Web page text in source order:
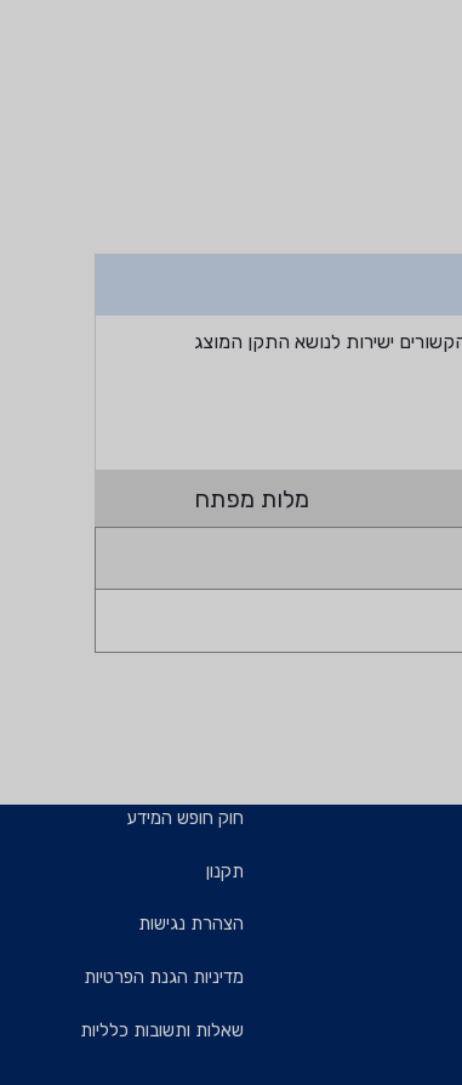
ישירות לנושא התקן המוצג
מלות מפתח
חוק חופש המידע
תקנון
הצהרת נגישות
מדיניות הגנת הפרטיות
שאלות ותשובות כלליות